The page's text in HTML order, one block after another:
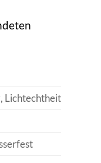
Lichtechtheit